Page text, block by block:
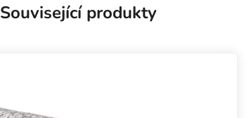
Související produkty